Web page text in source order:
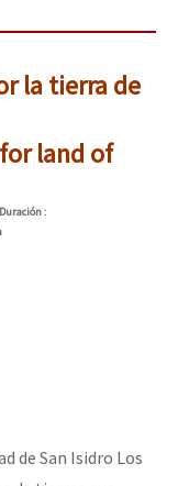
la tierra de
land of
Duración:
de San Isidro Los